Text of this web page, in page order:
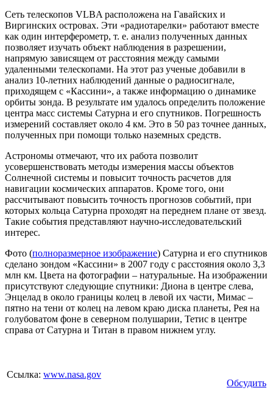
Сеть телескопов VLBA расположена на Гавайских и
Виргинских островах. Эти «радиотарелки» работают вместе
как один интерферометр, т. е. анализ полученных данных
позволяет изучать объект наблюдения в разрешении,
напрямую зависящем от расстояния между самыми
удаленными телескопами. На этот раз ученые добавили в
анализ 10-летних наблюдений данные о радиосигнале,
приходящем с «Кассини», а также информацию о динамике
орбиты зонда. В результате им удалось определить положение
центра масс системы Сатурна и его спутников. Погрешность
измерений составляет около 4 км. Это в 50 раз точнее данных,
полученных при помощи только наземных средств.
Астрономы отмечают, что их работа позволит
усовершенствовать методы измерения массы объектов
Солнечной системы и повысит точность расчетов для
навигации космических аппаратов. Кроме того, они
рассчитывают повысить точность прогнозов событий, при
которых кольца Сатурна проходят на переднем плане от звезд.
Такие события представляют научно-исследовательский
интерес.
Фото (полноразмерное изображение) Сатурна и его спутников
сделано зондом «Кассини» в 2007 году с расстояния около 3,3
млн км. Цвета на фотографии – натуральные. На изображении
присутствуют следующие спутники: Диона в центре слева,
Энцелад в около границы колец в левой их части, Мимас –
пятно на тени от колец на левом краю диска планеты, Рея на
голубоватом фоне в северном полушарии, Тетис в центре
справа от Сатурна и Титан в правом нижнем углу.
Ссылка: www.nasa.gov
Обсудить